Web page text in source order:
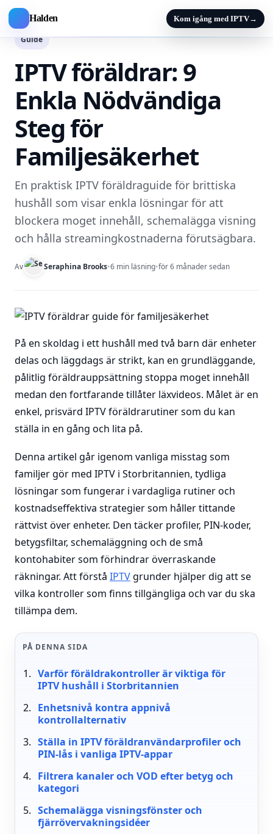
Halden Kom igång med IPTV→
Guide
IPTV föräldrar: 9
Enkla Nödvändiga
Steg för
Familjesäkerhet
En praktisk IPTV föräldraguide för brittiska
hushåll som visar enkla lösningar för att
blockera moget innehåll, schemalägga visning
och hålla streamingkostnaderna förutsägbara.
Av Seraphina Brooks•6 min läsning•för 6 månader sedan
På en skoldag i ett hushåll med två barn där enheter
delas och läggdags är strikt, kan en grundläggande,
pålitlig föräldrauppsättning stoppa moget innehåll
medan den fortfarande tillåter läxvideos. Målet är en
enkel, prisvärd IPTV föräldrarutiner som du kan
ställa in en gång och lita på.
Denna artikel går igenom vanliga misstag som
familjer gör med IPTV i Storbritannien, tydliga
lösningar som fungerar i vardagliga rutiner och
kostnadseffektiva strategier som håller tittande
rättvist över enheter. Den täcker profiler, PIN-koder,
betygsfiltar, schemaläggning och de små
kontohabiter som förhindrar överraskande
räkningar. Att förstå IPTV grunder hjälper dig att se
vilka kontroller som finns tillgängliga och var du ska
tillämpa dem.
PÅ DENNA SIDA
Varför föräldrakontroller är viktiga för
IPTV hushåll i Storbritannien
Enhetsnivå kontra appnivå
kontrollalternativ
Ställa in IPTV föräldranvändarprofiler och
PIN-lås i vanliga IPTV-appar
Filtrera kanaler och VOD efter betyg och
kategori
Schemalägga visningsfönster och
fjärrövervakningsidéer